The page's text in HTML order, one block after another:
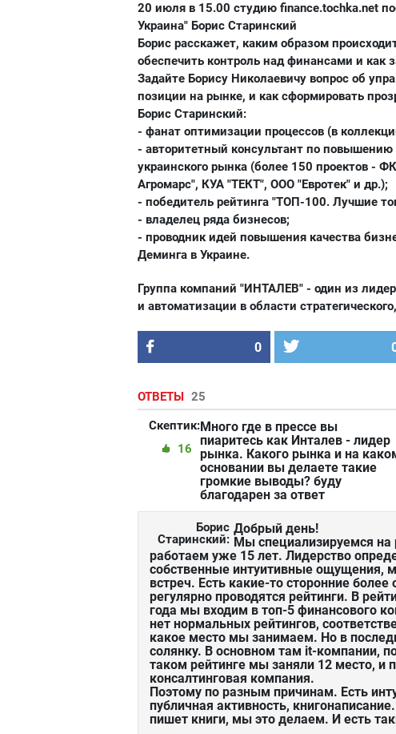
20 июля в 15.00 студию finance.tochka.net
Украина" Борис Старинский
Борис расскажет, каким образом
обеспечить контроль над финансами и
Задайте Борису Николаевичу вопрос об
позиции на рынке, и как сформировать
Борис Старинский:
- фанат оптимизации процессов (в
- авторитетный консультант по
украинского рынка (более 150 проектов -
Агромарс", КУА "ТЕКТ", ООО "Евротек" и др.);
- победитель рейтинга "ТОП-100. Лучшие
- владелец ряда бизнесов;
- проводник идей повышения качества
Деминга в Украине.
Группа компаний "ИНТАЛЕВ" - один из
и автоматизации в области
0
ОТВЕТЫ 25
Скептик:
16
Много где в прессе вы
пиаритесь как Инталев - лидер
рынка. Какого рынка и на
основании вы делаете такие
громкие выводы? буду
благодарен за ответ
Борис
Старинский:
Добрый день!
Мы специализируемся на
работаем уже 15 лет. Лидерство
собственные интуитивные ощущения,
встреч. Есть какие-то сторонние
регулярно проводятся рейтинги. В
года мы входим в топ-5 финансового
нет нормальных рейтингов,
какое место мы занимаем. Но в
солянку. В основном там it-компании,
таком рейтинге мы заняли 12 место, и
консалтинговая компания.
Поэтому по разным причинам. Есть
публичная активность,
пишет книги, мы это делаем. И есть